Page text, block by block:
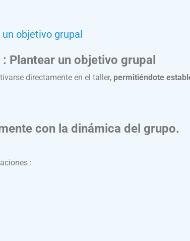
objetivo grupal
Plantear un objetivo grupal
directamente en el taller, permitiéndote
con la dinámica del grupo.
: